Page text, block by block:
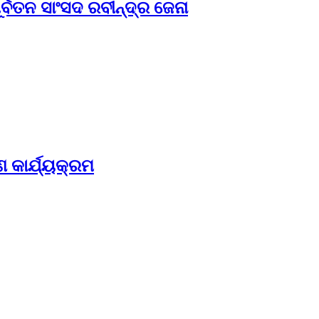
ସାଂସଦ ରବୀନ୍ଦ୍ର ଜେନା
କାର୍ଯ୍ୟକ୍ରମ